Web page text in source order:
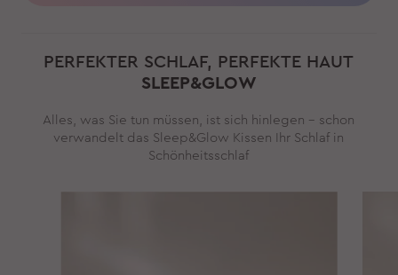
PERFEKTER SCHLAF, PERFEKTE HAUT
SLEEP&GLOW
Alles, was Sie tun müssen, ist sich hinlegen – schon
verwandelt das Sleep&Glow Kissen Ihr Schlaf in
Schönheitsschlaf